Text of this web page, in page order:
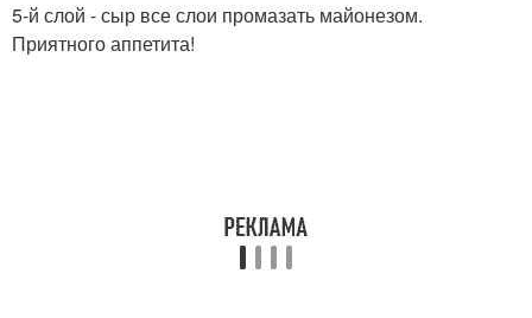
5-й слой - сыр все слои промазать майонезом.
Приятного аппетита!